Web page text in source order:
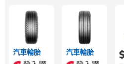
汽車輪胎 汽車輪胎